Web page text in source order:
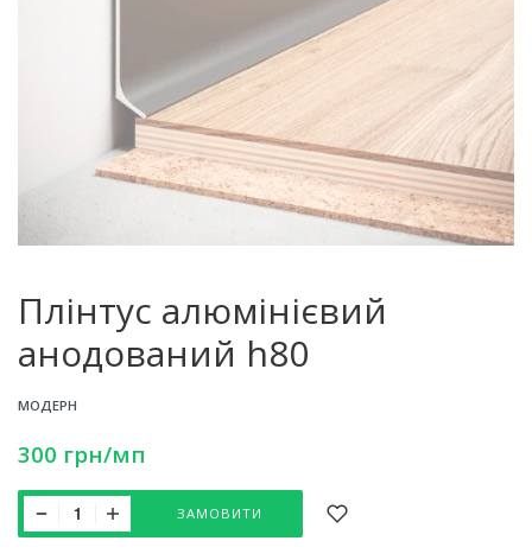
Плінтус алюмінієвий
анодований h80
МОДЕРН
300 грн/мп
ЗАМОВИТИ